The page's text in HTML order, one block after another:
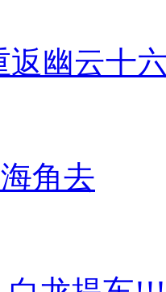
返幽云十
角去